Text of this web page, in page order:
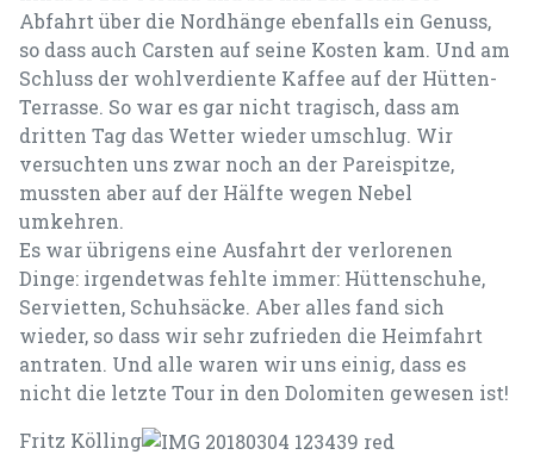
Abfahrt über die Nordhänge ebenfalls ein Genuss,
so dass auch Carsten auf seine Kosten kam. Und am
Schluss der wohlverdiente Kaffee auf der Hütten-
Terrasse. So war es gar nicht tragisch, dass am
dritten Tag das Wetter wieder umschlug. Wir
versuchten uns zwar noch an der Pareispitze,
mussten aber auf der Hälfte wegen Nebel
umkehren.
Es war übrigens eine Ausfahrt der verlorenen
Dinge: irgendetwas fehlte immer: Hüttenschuhe,
Servietten, Schuhsäcke. Aber alles fand sich
wieder, so dass wir sehr zufrieden die Heimfahrt
antraten. Und alle waren wir uns einig, dass es
nicht die letzte Tour in den Dolomiten gewesen ist!
Fritz Kölling